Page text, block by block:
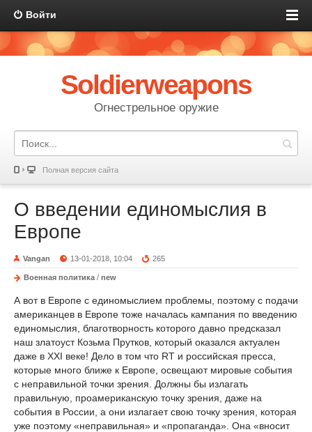
Войти
Soldierweapons
Огнестрельное оружие
Полная версия сайта
О введении единомыслия в
Европе
Vangan 13-01-2018, 10:04 265
Военная политика / new
А вот в Европе с единомыслием проблемы, поэтому с подачи
американцев в Европе тоже началась кампания по введению
единомыслия, благотворность которого давно предсказал
наш златоуст Козьма Прутков, который оказался актуален
даже в XXI веке! Дело в том что RT и российская пресса,
которые много ближе к Европе, освещают мировые события
с неправильной точки зрения. Должны бы излагать
правильную, проамериканскую точку зрения, даже на
события в России, а они излагает свою точку зрения, которая
уже поэтому «неправильная» и «пропаганда». Она «вносит